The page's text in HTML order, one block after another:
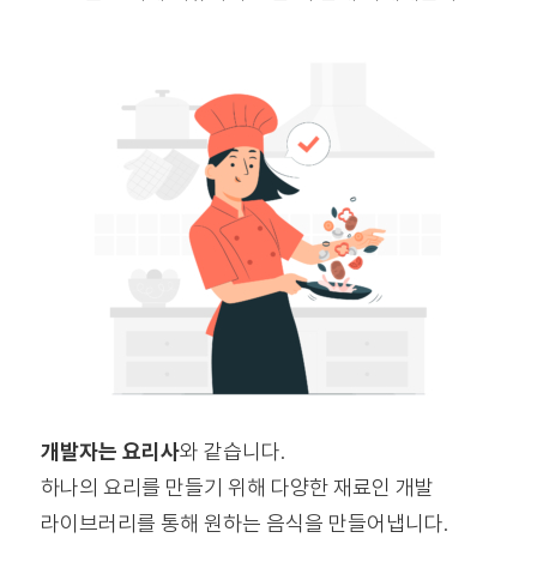
개발자는 요리사와 같습니다.
하나의 요리를 만들기 위해 다양한 재료인 개발
라이브러리를 통해 원하는 음식을 만들어냅니다.